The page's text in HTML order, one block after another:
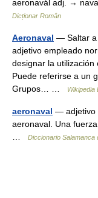
aeronavál adj. →
Dicționar Român
Aeronaval — Saltar a
adjetivo empleado
designar la utilización
Puede referirse a un
Grupos… …
Wikipedia
aeronaval — adjetivo
aeronaval. Una
Diccionario Salamanca